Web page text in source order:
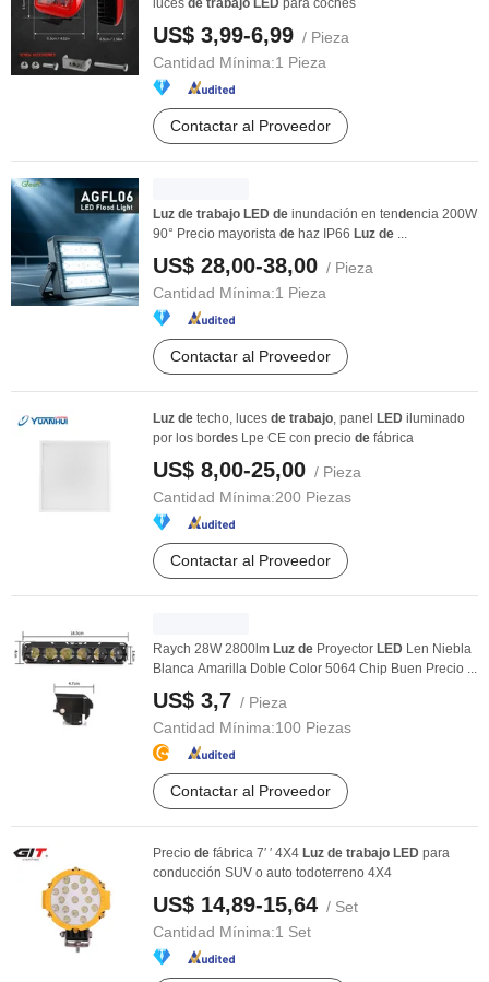
luces de trabajo LED para coches
US$ 3,99-6,99 / Pieza
Cantidad Mínima:1 Pieza
Contactar al Proveedor
Luz de trabajo LED de inundación en tendencia 200W
90° Precio mayorista de haz IP66 Luz de ...
US$ 28,00-38,00 / Pieza
Cantidad Mínima:1 Pieza
Contactar al Proveedor
Luz de techo, luces de trabajo, panel LED iluminado
por los bordes Lpe CE con precio de fábrica
US$ 8,00-25,00 / Pieza
Cantidad Mínima:200 Piezas
Contactar al Proveedor
Raych 28W 2800lm Luz de Proyector LED Len Niebla
Blanca Amarilla Doble Color 5064 Chip Buen Precio ...
US$ 3,7 / Pieza
Cantidad Mínima:100 Piezas
Contactar al Proveedor
Precio de fábrica 7′ ′ 4X4 Luz de trabajo LED para
conducción SUV o auto todoterreno 4X4
US$ 14,89-15,64 / Set
Cantidad Mínima:1 Set